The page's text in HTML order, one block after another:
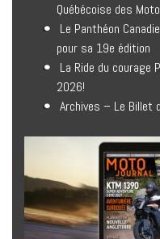
Québécoise des
Le Panthéon
pour sa 19e édition
La Ride du courage
2026!
Archives – Le Billet